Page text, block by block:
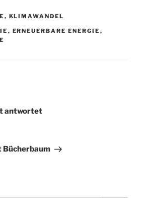
, KLIMAWANDEL
, ERNEUERBARE ENERGIE ,
antwortet
Bücherbaum